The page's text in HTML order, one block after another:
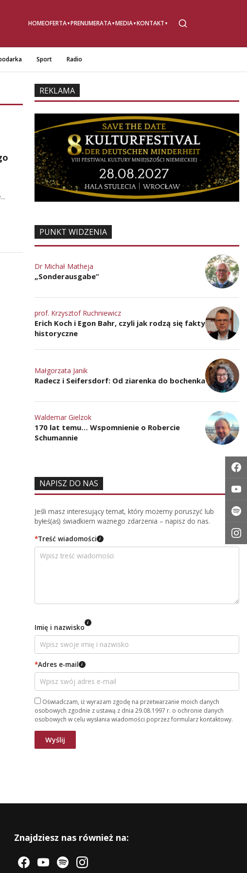
HOMEOFERTA PRENUMERATA MEDIA KONTAKT
Sport Radio
REKLAMA
PUNKT WIDZENIA
Dr Michał Matheja
„Sonderausgabe”
prof. Krzysztof Ruchniewicz
Erich Koch i Egon Bahr, czyli jak rodzą się fakty
historyczne
Małgorzata Janik
Radecz i Seifersdorf: Od ziarenka do bochenka
Waldemar Gielzok
170 lat temu… Wspomnienie o Robercie
Schumannie
NAPISZ DO NAS
Jeśli masz interesujący temat, który możemy poruszyć lub
byłeś(aś) świadkiem ważnego zdarzenia – napisz do nas.
*Treść wiadomości i
Imię i nazwisko i
*Adres e-mail i
Oświadczam, iż wyrażam zgodę na przetwarzanie moich danych
osobowych zgodnie z ustawą z dnia 29.08.1997 r. o ochronie danych
osobowych w celu wysłania wiadomości poprzez formularz kontaktowy.
Znajdziesz nas również na: